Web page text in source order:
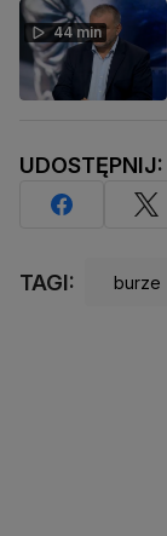
44 min
UDOSTĘPNIJ:
TAGI: burze